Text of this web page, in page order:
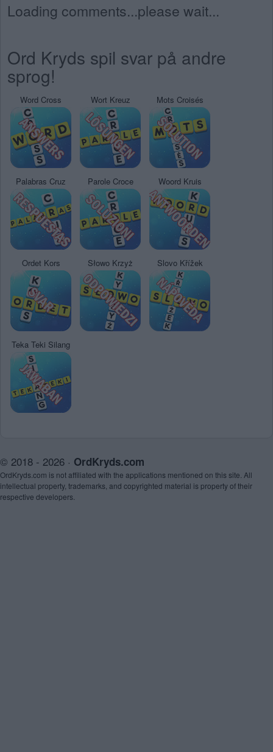
Loading comments...please wait...
Ord Kryds spil svar på andre
sprog!
Word Cross Wort Kreuz Mots Croisés
Palabras Cruz Parole Croce Woord Kruis
Ordet Kors Słowo Krzyż Slovo Křížek
Teka Teki Silang
© 2018 - 2026 · OrdKryds.com
OrdKryds.com is not affiliated with the applications mentioned on this site. All
intellectual property, trademarks, and copyrighted material is property of their
respective developers.